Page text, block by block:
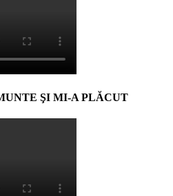
ŞI MI-A PLĂCUT